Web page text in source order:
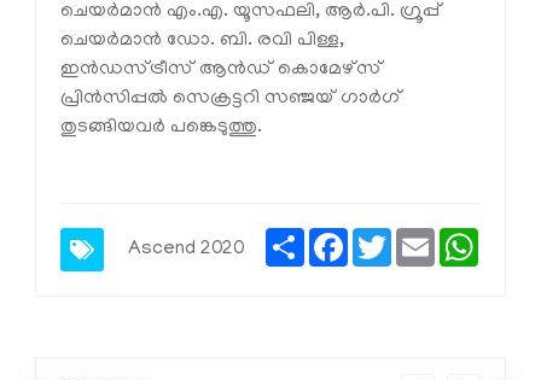
ചെയര്‍മാന്‍ എം.എ. യൂസഫലി, ആര്‍.പി. ഗ്രൂപ്പ്
ചെയര്‍മാന്‍ ഡോ. ബി. രവി പിള്ള,
ഇന്‍ഡസ്ട്രീസ് ആന്‍ഡ് കൊമേഴ്‌സ്
പ്രിന്‍സിപ്പല്‍ സെക്രട്ടറി സഞ്ജയ് ഗാര്‍ഗ്
തുടങ്ങിയവര്‍ പങ്കെടുത്തു.
Ascend 2020
ShareFacebook
TwitterEmail